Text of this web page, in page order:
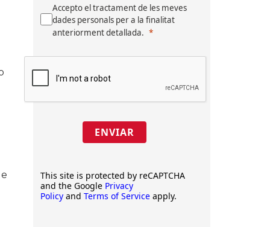
Accepto el tractament de les meves
dades personals per a la finalitat
anteriorment detallada.
ENVIAR
This site is protected by reCAPTCHA
and the Google Privacy
Policy and Terms of Service apply.